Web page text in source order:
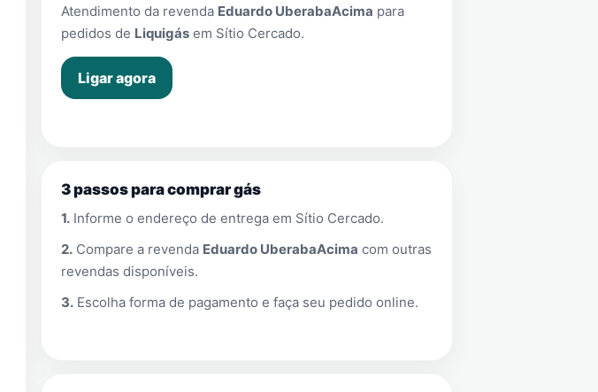
Atendimento da revenda Eduardo UberabaAcima para
pedidos de Liquigás em Sítio Cercado.
Ligar agora
3 passos para comprar gás
1. Informe o endereço de entrega em Sítio Cercado.
2. Compare a revenda Eduardo UberabaAcima com outras
revendas disponíveis.
3. Escolha forma de pagamento e faça seu pedido online.